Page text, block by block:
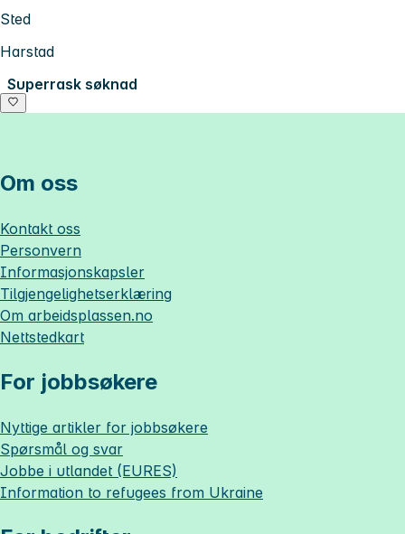
Sted
Harstad
Superrask søknad
Om oss
Kontakt oss
Personvern
Informasjonskapsler
Tilgjengelighetserklæring
Om arbeidsplassen.no
Nettstedkart
For jobbsøkere
Nyttige artikler for jobbsøkere
Spørsmål og svar
Jobbe i utlandet (EURES)
Information to refugees from Ukraine